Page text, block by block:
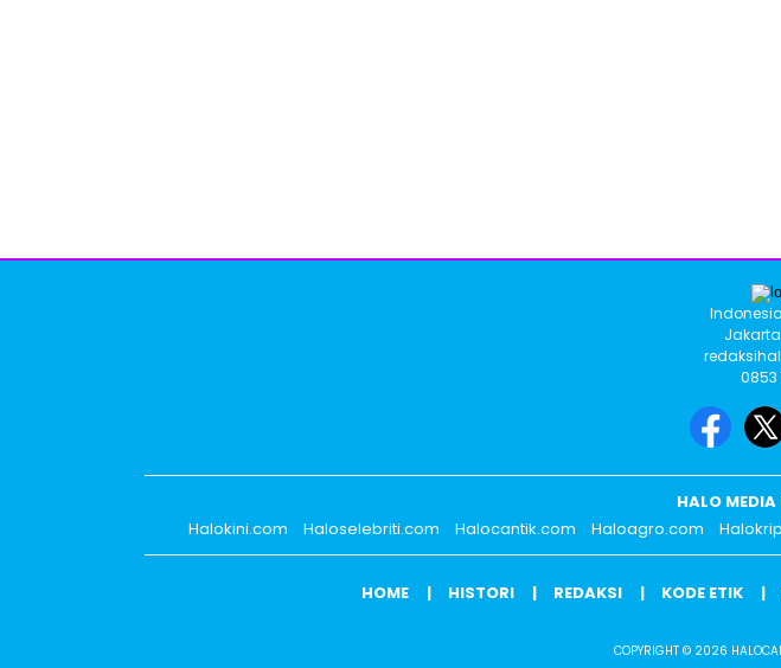
0853
HALO
Halokini.com
Haloselebriti.com Halocantik.com Haloagro.com
HOME HISTORI REDAKSI KODE ETIK
COPYRIGHT © 2026